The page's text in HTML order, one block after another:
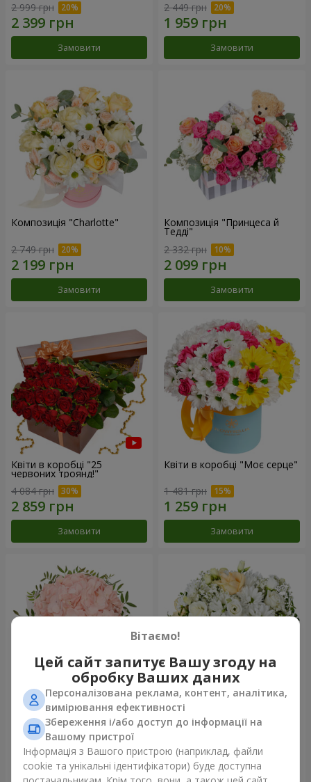
2 999 грн
Замовити
2 449 грн
Замовити
Композиція "Charlotte"
2 749 грн
Замовити
Композиція "Принцеса й
Тедді"
2 332 грн
Замовити
Квіти в коробці "25
червоних троянд!"
4 084 грн
Замовити
Квіти в коробці "Моє серце"
1 481 грн
Замовити
Квіти в коробці "Рожевий
опал"
1 570 грн
Замовити
Квіти у коробці "Білий шовк"
Замовити
Вітаємо!
Цей сайт запитує Вашу згоду на
обробку Ваших даних
Персоналізована реклама, контент, аналітика,
вимірювання ефективності
Збереження і/або доступ до інформації на
Вашому пристрої
Інформація з Вашого пристрою (наприклад, файли
cookie та унікальні ідентифікатори) буде доступна